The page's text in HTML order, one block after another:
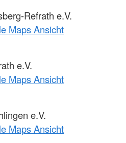
Refrath e.V.
Maps Ansicht
e.V.
Maps Ansicht
e.V.
Maps Ansicht